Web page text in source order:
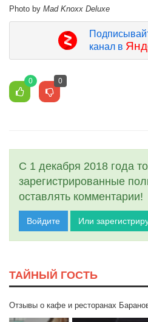
Photo by Mad Knoxx Deluxe
канал в
0 0
С 1 декабря 2018 года
зарегистрированные
оставлять комментарии!
Войдите Или
ТАЙНЫЙ ГОСТЬ
Отзывы о кафе и ресторанах